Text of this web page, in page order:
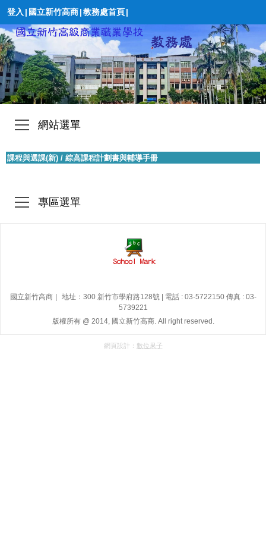
登入 | 國立新竹高商|教務處首頁|
網站選單
課程與選課(新) / 綜高課程計劃書與輔導手冊
專區選單
國立新竹高商｜ 地址：300 新竹市學府路128號 | 電話 : 03-5722150 傳真 : 03-
5739221
版權所有 @ 2014, 國立新竹高商. All right reserved.
網頁設計： 數位果子